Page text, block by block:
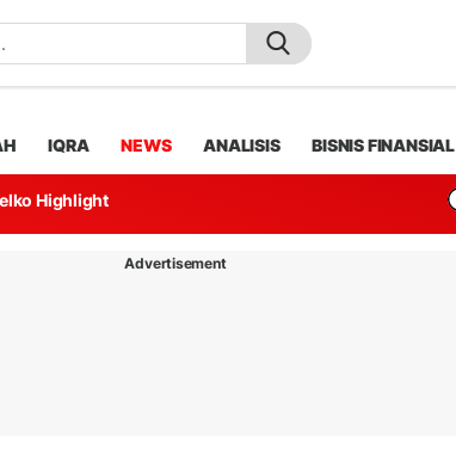
IQRA NEWS ANALISIS BISNIS FINANSIAL
Highlight
Advertisement